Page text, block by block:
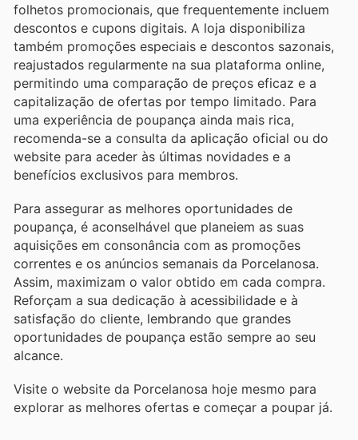
folhetos promocionais, que frequentemente incluem
descontos e cupons digitais. A loja disponibiliza
também promoções especiais e descontos sazonais,
reajustados regularmente na sua plataforma online,
permitindo uma comparação de preços eficaz e a
capitalização de ofertas por tempo limitado. Para
uma experiência de poupança ainda mais rica,
recomenda-se a consulta da aplicação oficial ou do
website para aceder às últimas novidades e a
benefícios exclusivos para membros.
Para assegurar as melhores oportunidades de
poupança, é aconselhável que planeiem as suas
aquisições em consonância com as promoções
correntes e os anúncios semanais da Porcelanosa.
Assim, maximizam o valor obtido em cada compra.
Reforçam a sua dedicação à acessibilidade e à
satisfação do cliente, lembrando que grandes
oportunidades de poupança estão sempre ao seu
alcance.
Visite o website da Porcelanosa hoje mesmo para
explorar as melhores ofertas e começar a poupar já.